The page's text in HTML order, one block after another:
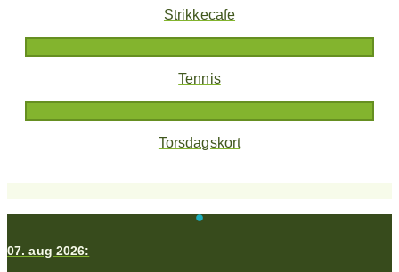
Strikkecafe
Tennis
Torsdagskort
07. aug 2026: